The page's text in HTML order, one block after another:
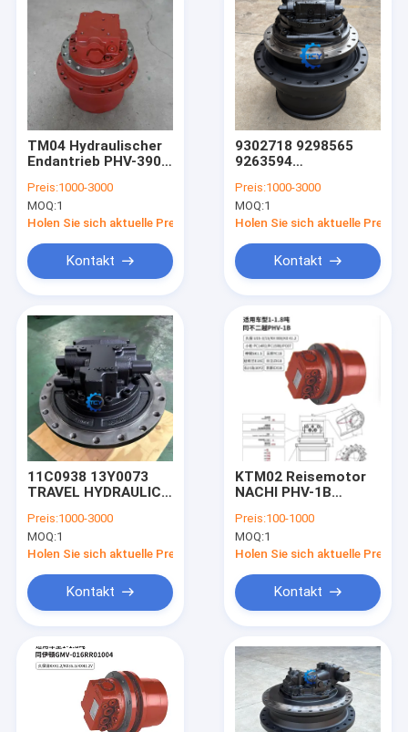
Produkte
Videos
Über uns
Werksbesichtigung
Kontakt mit uns
Neuigkeiten
Bitte um ein Angebot
Bagger-Final Drive Travel-Motor
TM04 Hydraulischer
Endantrieb PHV-390-
PC30 PC35 PC40
EX40 Minibagger
Preis:1000-3000
MOQ:1
Holen Sie sich aktuelle Preis
Kontakt
9302718 9298565
9263594
HMGF84FA MSF-
340VP FÜR HITACHI
ZX470-5G ZX450-6
Preis:1000-3000
MOQ:1
Holen Sie sich aktuelle Preis
Kontakt
11C0938 13Y0073
TRAVEL HYDRAULIC
Reisegerät Liugong
CLG933E
Preis:1000-3000
MOQ:1
Holen Sie sich aktuelle Preis
Kontakt
KTM02 Reisemotor
NACHI PHV-1B
KUBOTA U15-3
Preis:100-1000
MOQ:1
Holen Sie sich aktuelle Preis
Kontakt